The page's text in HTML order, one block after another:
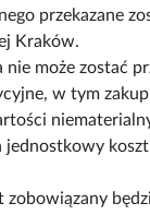
przekazane
Kraków.
nie może zostać
w tym
jednostkowy
zobowiązany